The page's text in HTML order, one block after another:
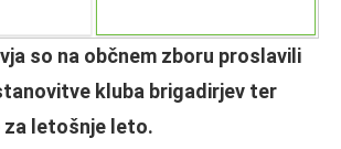
so na občnem zboru proslavili
kluba brigadirjev ter
letošnje leto.